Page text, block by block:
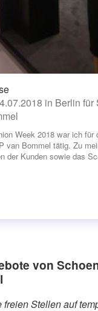
in Berlin
Week 2018 war ich für
van Bommel tätig. Zu
der Kunden sowie das
von
Stellen auf